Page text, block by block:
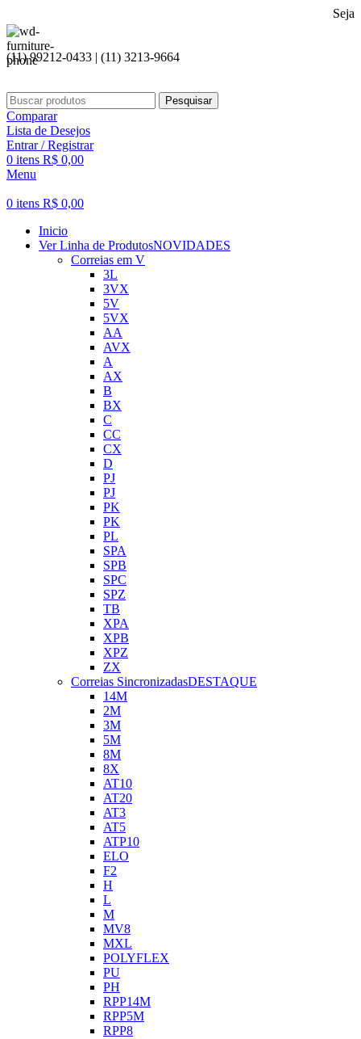
Seja bem
(11) 99212-0433 | (11) 3213-9664
Pesquisar
Comparar
Lista de Desejos
Entrar / Registrar
0 itens R$ 0,00
Menu
0 itens R$ 0,00
Inicio
Ver Linha de ProdutosNOVIDADES
Correias em V
3L
3VX
5V
5VX
AA
AVX
A
AX
B
BX
C
CC
CX
D
PJ
PJ
PK
PK
PL
SPA
SPB
SPC
SPZ
TB
XPA
XPB
XPZ
ZX
Correias SincronizadasDESTAQUE
14M
2M
3M
5M
8M
8X
AT10
AT20
AT3
AT5
ATP10
ELO
F2
H
L
M
MV8
MXL
POLYFLEX
PU
PH
RPP14M
RPP5M
RPP8